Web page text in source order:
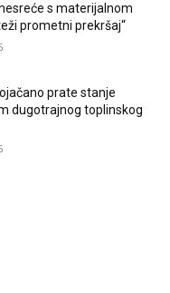
s materijalnom
prometni prekršaj“
prate stanje
dugotrajnog toplinskog